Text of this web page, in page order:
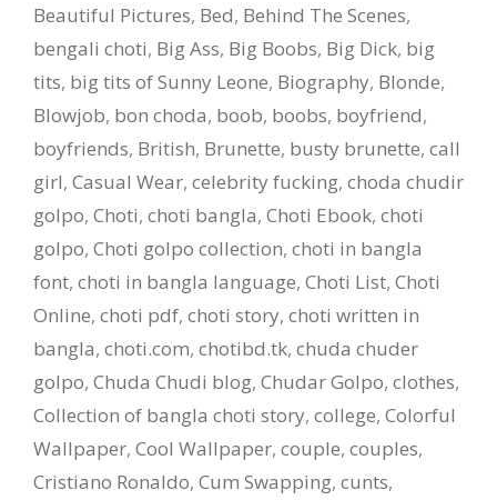
Beautiful Pictures, Bed, Behind The Scenes,
bengali choti, Big Ass, Big Boobs, Big Dick, big
tits, big tits of Sunny Leone, Biography, Blonde,
Blowjob, bon choda, boob, boobs, boyfriend,
boyfriends, British, Brunette, busty brunette, call
girl, Casual Wear, celebrity fucking, choda chudir
golpo, Choti, choti bangla, Choti Ebook, choti
golpo, Choti golpo collection, choti in bangla
font, choti in bangla language, Choti List, Choti
Online, choti pdf, choti story, choti written in
bangla, choti.com, chotibd.tk, chuda chuder
golpo, Chuda Chudi blog, Chudar Golpo, clothes,
Collection of bangla choti story, college, Colorful
Wallpaper, Cool Wallpaper, couple, couples,
Cristiano Ronaldo, Cum Swapping, cunts,